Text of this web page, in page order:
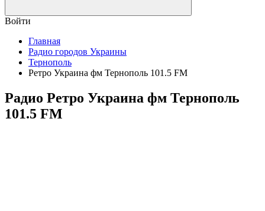
Войти
Главная
Радио городов Украины
Тернополь
Ретро Украина фм Тернополь 101.5 FM
Радио Ретро Украина фм Тернополь
101.5 FM